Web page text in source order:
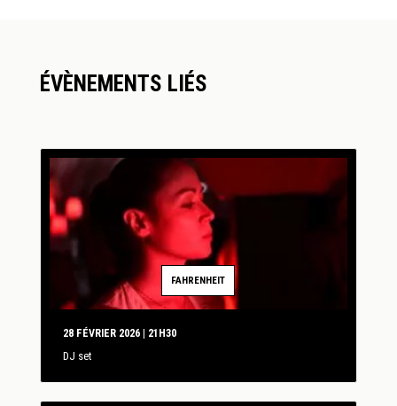
ÉVÈNEMENTS LIÉS
FAHRENHEIT
28 FÉVRIER 2026 | 21H30
DJ set